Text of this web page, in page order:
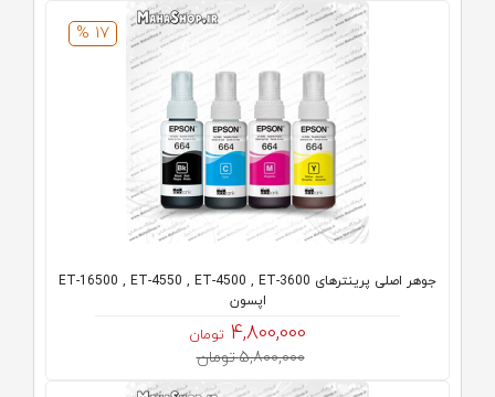
17 %
جوهر اصلی پرینترهای ET-16500 , ET-4550 , ET-4500 , ET-3600
اپسون
4,800,000 تومان
5,800,000 تومان